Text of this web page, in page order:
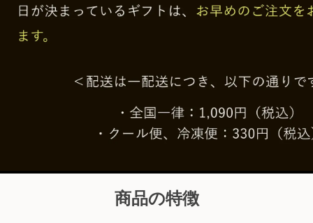
商品の特徴